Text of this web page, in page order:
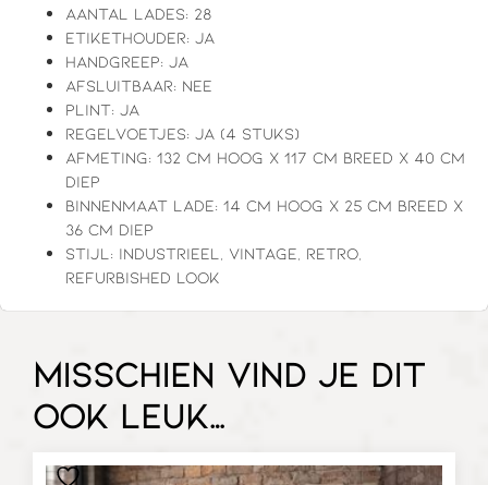
Aantal lades: 28
Etikethouder: ja
Handgreep: ja
Afsluitbaar: nee
Plint: ja
Regelvoetjes: ja (4 stuks)
Afmeting: 132 cm hoog x 117 cm breed x 40 cm
diep
Binnenmaat lade: 14 cm hoog x 25 cm breed x
36 cm diep
Stijl: industrieel, vintage, retro,
refurbished look
Misschien vind je dit
ook leuk…